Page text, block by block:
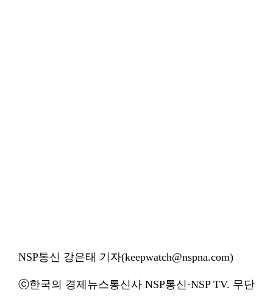
NSP통신 강은태 기자(keepwatch@nspna.com)
ⓒ한국의 경제뉴스통신사 NSP통신·NSP TV. 무단